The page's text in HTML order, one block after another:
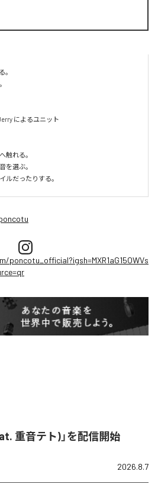
。
によるユニット
触れる。
を選ぶ。
ルだったりする。
重音テト)」を配信開始
2026.8.7